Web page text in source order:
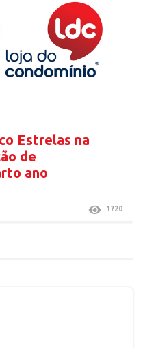
Estrelas na
de
ano
1720